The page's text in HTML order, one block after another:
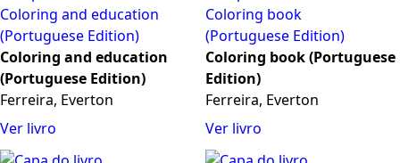
Coloring and education
(Portuguese Edition)
Ferreira, Everton
Ver livro
Coloring book (Portuguese
Edition)
Ferreira, Everton
Ver livro